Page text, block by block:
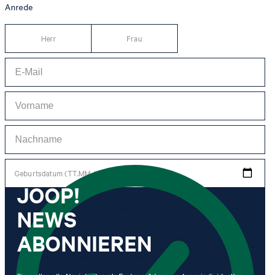
Anrede
Herr Frau
Geburtsdatum (TT.MM.JJJJ)
*Ich stimme der Erhebung, Verarbeitung und Nutzung von Tracking-Daten des
Newsletters zu Zwecken der persönlichen Beratung, im Rahmen des
Kundenservice sowie der Personalisierung von Werbung zu. Erhoben werden
Informationen zum Newsletter (Name des Newsletters, Kategorie des
Newsletters, Zeitpunkt des Versands, Öffnungszeitpunkt) und wann ich auf
welchen Link innerhalb des Newsletters klicke sowie ggf. auch Käufe, die ich im
Zusammenhang mit dem Newsletter tätige.
JOOP!
NEWS
ABONNIEREN